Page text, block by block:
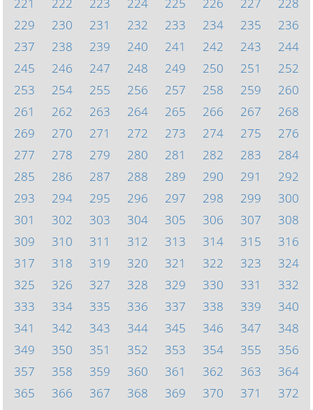
229
230 231 232 233 234 235
236
237
238 239 240 241 242 243
244
245
246 247 248 249 250 251
252
253
254 255 256 257 258 259
260
261
262 263 264 265 266 267
268
269
270 271 272 273 274 275
276
277
278 279 280 281 282 283
284
285
286 287 288 289 290 291
292
293
294 295 296 297 298 299
300
301
302 303 304 305 306 307
308
309
310 311 312 313 314 315
316
317
318 319 320 321 322 323
324
325
326 327 328 329 330 331
332
333
334 335 336 337 338 339
340
341
342 343 344 345 346 347
348
349
350 351 352 353 354 355
356
357
358 359 360 361 362 363
364
365
366 367 368 369 370 371
372